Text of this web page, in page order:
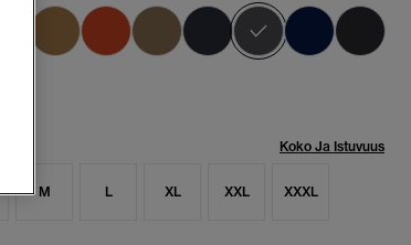
valittu
Koko Ja Istuvuus
M L XL XXL XXXL